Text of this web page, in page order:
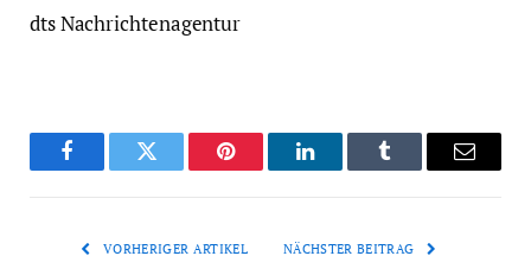
dts Nachrichtenagentur
FacebookTwitter Pinterest LinkedInTumblr Email
VORHERIGER ARTIKEL NÄCHSTER BEITRAG